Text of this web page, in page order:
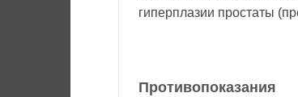
гиперплазии простаты
Противопоказания